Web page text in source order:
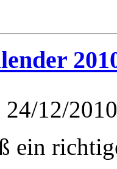
24/12/
ein